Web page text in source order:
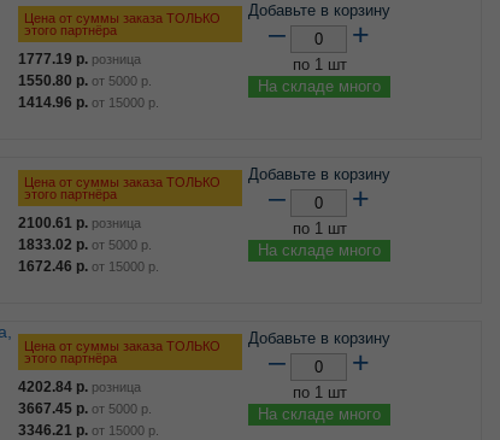
Цена от суммы заказа ТОЛЬКО
этого партнёра
1777.19 р. розница
1550.80 р. от 5000 р.
1414.96 р. от 15000 р.
Добавьте в корзину
– +
по 1 шт
На складе много
Цена от суммы заказа ТОЛЬКО
этого партнёра
2100.61 р. розница
1833.02 р. от 5000 р.
1672.46 р. от 15000 р.
Добавьте в корзину
– +
по 1 шт
На складе много
Цена от суммы заказа ТОЛЬКО
этого партнёра
4202.84 р. розница
3667.45 р. от 5000 р.
3346.21 р. от 15000 р.
Добавьте в корзину
– +
по 1 шт
На складе много